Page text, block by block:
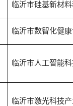
临沂市硅基新材
临沂市数智化健
临沂市人工智能
临沂市激光科技